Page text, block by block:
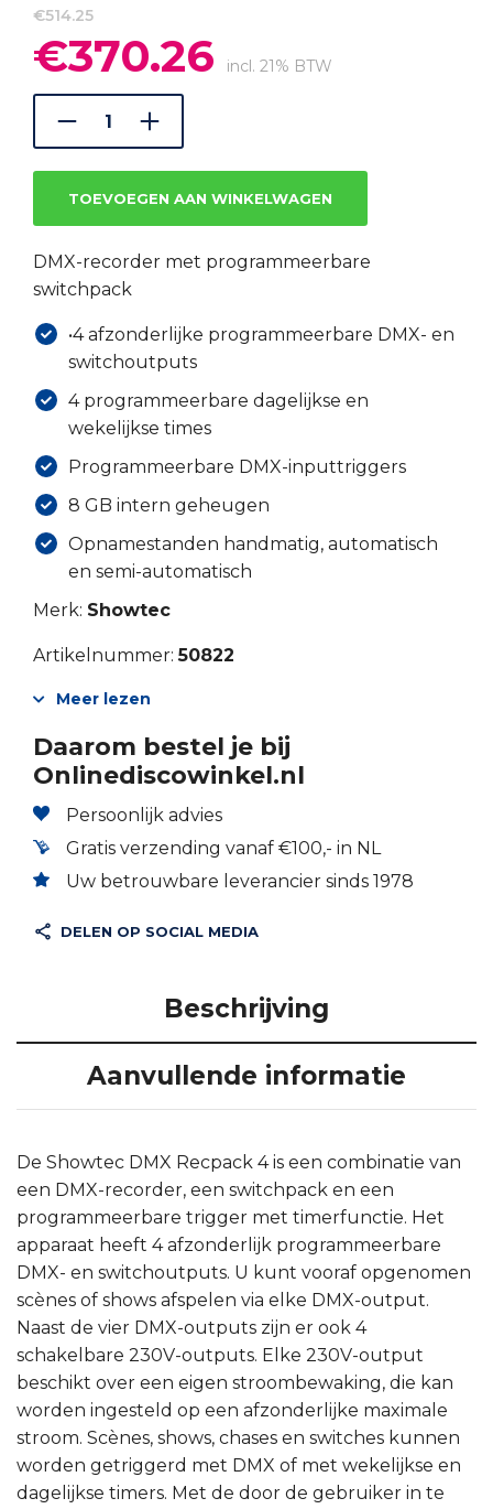
€514.25
Oorspronkelijke
prijs
was:
€514.25.
€370.26 prijs
incl. 21% BTW
TOEVOEGEN AAN WINKELWAGEN
DMX-recorder met programmeerbare
switchpack
•4 afzonderlijke programmeerbare DMX- en
switchoutputs
4 programmeerbare dagelijkse en
wekelijkse times
Programmeerbare DMX-inputtriggers
8 GB intern geheugen
Opnamestanden handmatig, automatisch
en semi-automatisch
Merk: Showtec
Artikelnummer:50822
Meer lezen
Daarom bestel je bij
Onlinediscowinkel.nl
Persoonlijk advies
Gratis verzending vanaf €100,- in NL
Uw betrouwbare leverancier sinds 1978
DELEN OP SOCIAL MEDIA
Beschrijving
Aanvullende informatie
De Showtec DMX Recpack 4 is een combinatie van
een DMX-recorder, een switchpack en een
programmeerbare trigger met timerfunctie. Het
apparaat heeft 4 afzonderlijk programmeerbare
DMX- en switchoutputs. U kunt vooraf opgenomen
scènes of shows afspelen via elke DMX-output.
Naast de vier DMX-outputs zijn er ook 4
schakelbare 230V-outputs. Elke 230V-output
beschikt over een eigen stroombewaking, die kan
worden ingesteld op een afzonderlijke maximale
stroom. Scènes, shows, chases en switches kunnen
worden getriggerd met DMX of met wekelijkse en
dagelijkse timers. Met de door de gebruiker in te